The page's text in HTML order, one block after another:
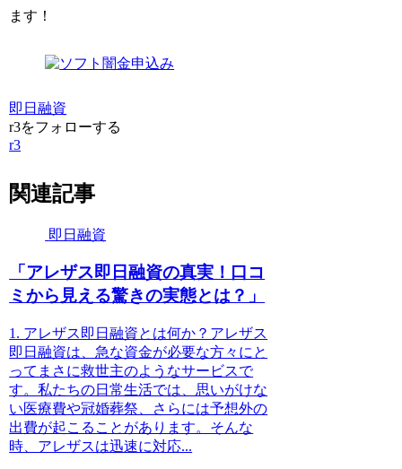
ます！
即日融資
r3をフォローする
r3
関連記事
即日融資
「アレザス即日融資の真実！口コ
ミから見える驚きの実態とは？」
1. アレザス即日融資とは何か？アレザス
即日融資は、急な資金が必要な方々にと
ってまさに救世主のようなサービスで
す。私たちの日常生活では、思いがけな
い医療費や冠婚葬祭、さらには予想外の
出費が起こることがあります。そんな
時、アレザスは迅速に対応...